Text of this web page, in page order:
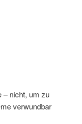
– nicht, um zu
verwundbar